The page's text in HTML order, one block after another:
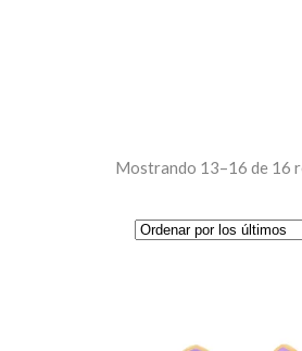
Mostrando 13–16 de 16